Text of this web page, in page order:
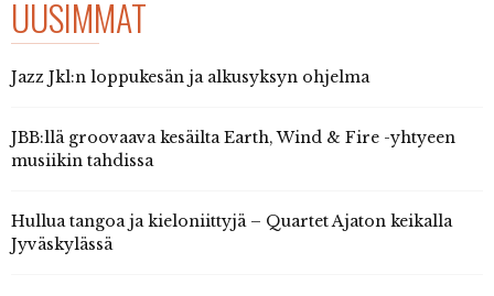
UUSIMMAT
Jazz Jkl:n loppukesän ja alkusyksyn ohjelma
JBB:llä groovaava kesäilta Earth, Wind & Fire -yhtyeen
musiikin tahdissa
Hullua tangoa ja kieloniittyjä – Quartet Ajaton keikalla
Jyväskylässä